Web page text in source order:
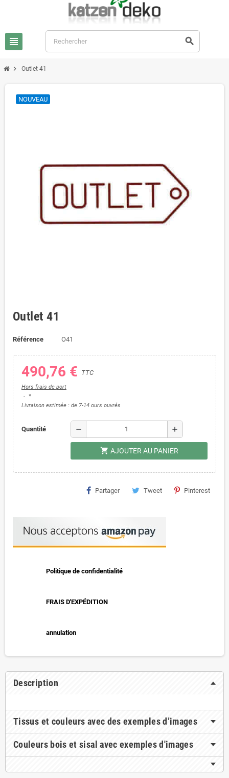
view_headline search
chevron_right Outlet 41
NOUVEAU
Outlet 41
Référence O41
490,76 € TTC
Hors frais de port
*
Livraison estimée : de 7-14 ours ouvrés
Quantité remove add
shopping_cart AJOUTER AU PANIER
Partager Tweet Pinterest
Politique de confidentialité
FRAIS D'EXPÉDITION
annulation
Description
Tissus et couleurs avec des exemples d’images
Couleurs bois et sisal avec exemples d'images